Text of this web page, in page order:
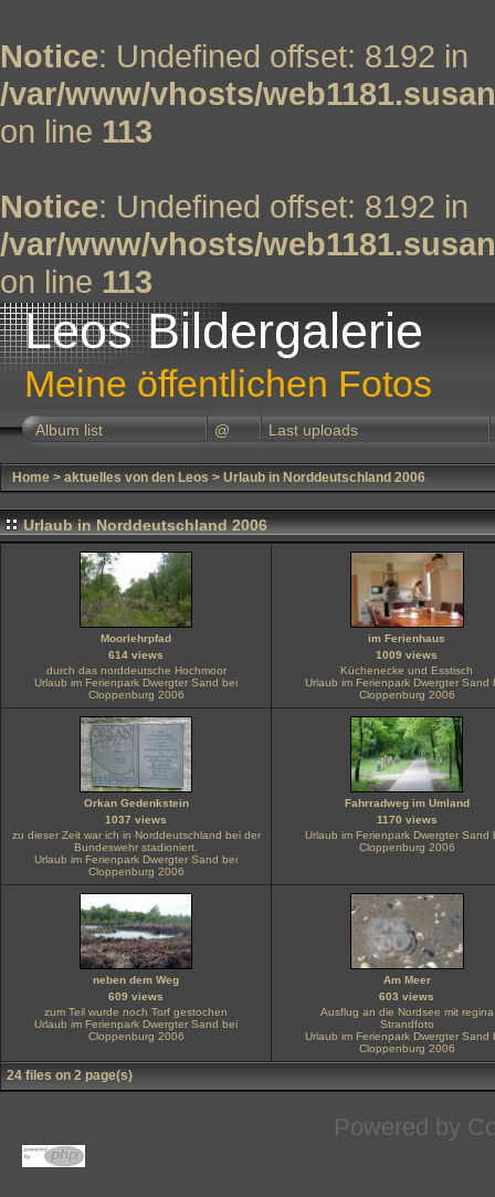
Notice: Undefined offset: 8192 in
/var/www/vhosts/
on line 113
Notice: Undefined offset: 8192 in
/var/www/vhosts/
on line 113
Leos Bildergalerie
Meine öffentlichen Fotos
Album list @ Last uploads
Home > aktuelles von den Leos > Urlaub in Norddeutschland 2006
Urlaub in Norddeutschland 2006
Moorlehrpfad
614 views
durch das norddeutsche Hochmoor
Urlaub im Ferienpark Dwergter Sand bei
Cloppenburg 2006
im Ferienhaus
1009 views
Küchenecke und Esstisch
Urlaub im Ferienpark Dwergter Sand
Cloppenburg 2006
Orkan Gedenkstein
1037 views
zu dieser Zeit war ich in Norddeutschland bei der
Bundeswehr stadioniert.
Urlaub im Ferienpark Dwergter Sand bei
Cloppenburg 2006
Fahrradweg im Umland
1170 views
Urlaub im Ferienpark Dwergter Sand
Cloppenburg 2006
neben dem Weg
609 views
zum Teil wurde noch Torf gestochen
Urlaub im Ferienpark Dwergter Sand bei
Cloppenburg 2006
Am Meer
603 views
Ausflug an die Nordsee mit regina
Strandfoto
Urlaub im Ferienpark Dwergter Sand
Cloppenburg 2006
24 files on 2 page(s)
Powered by